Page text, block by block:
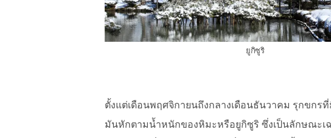
ยูกิซูริ
ตั้งแต่เดือนพฤศจิกายนถึงกลางเดือนธันวาคม รุกขกร
มันหักตามน้ำหนักของหิมะหรือยูกิซูริ ซึ่งเป็นลักษณะเ